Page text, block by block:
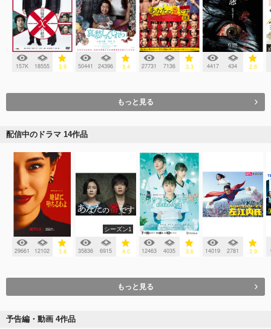
157K 18555 3.9 50441 24396 3.4 27731 7136 3.3 4417 434 2.6
もっと見る
配信中のドラマ 14作品
29661 12102 3.8
シーズン1
35836 6915 4.0 12463 4035 3.6 14019 2781 3.9
もっと見る
予告編・動画 4作品